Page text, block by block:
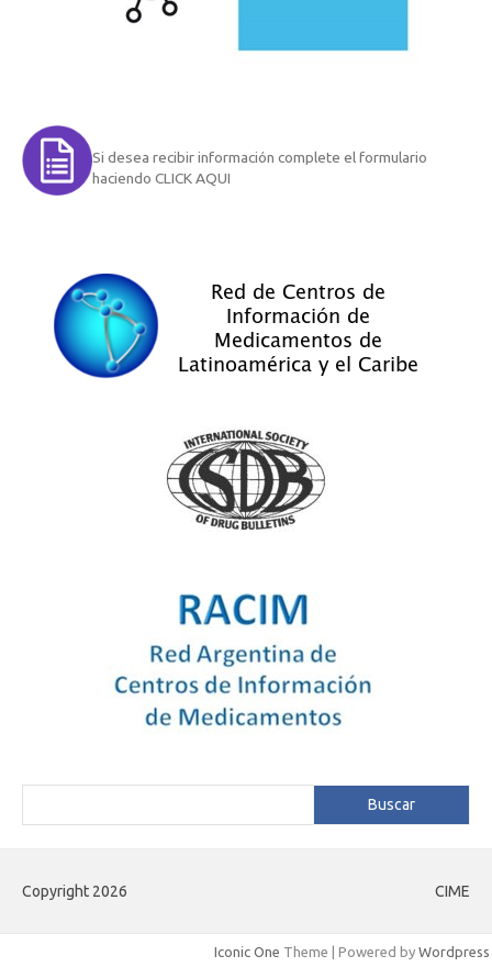
Si desea recibir información complete el formulario
haciendo CLICK AQUI
Buscar
Copyright 2026 CIME
Iconic One Theme | Powered by Wordpress